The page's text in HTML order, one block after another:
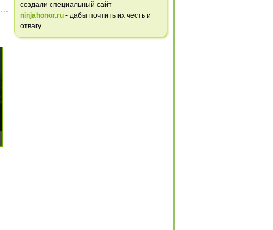
создали специальный сайт -
ninjahonor.ru- дабы почтить их честь и
отвагу.